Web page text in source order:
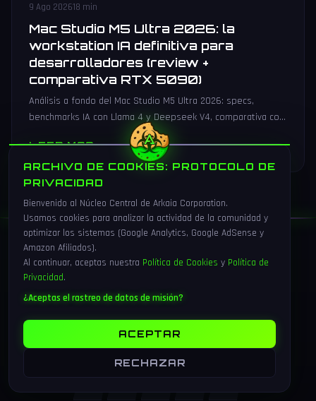
9 Ago 202618 min
Mac Studio M5 Ultra 2026: la
workstation IA definitiva para
desarrolladores (review +
comparativa RTX 5090)
Análisis a fondo del Mac Studio M5 Ultra 2026: specs,
benchmarks IA con Llama 4 y Deepseek V4, comparativa con
RTX 5090 y configuraciones recomendadas para desarrollo
IA local.
LEER MAS→
ARKAIA
CORPORATION
ARCHIVO DE COOKIES: PROTOCOLO DE
PRIVACIDAD
Bienvenido al Núcleo Central de Arkaia Corporation.
Usamos cookies para analizar la actividad de la comunidad y
optimizar los sistemas (Google Analytics, Google AdSense y
Amazon Afiliados).
Al continuar, aceptas nuestra Política de Cookies y Política de
Privacidad.
¿Aceptas el rastreo de datos de misión?
ACEPTAR
RECHAZAR